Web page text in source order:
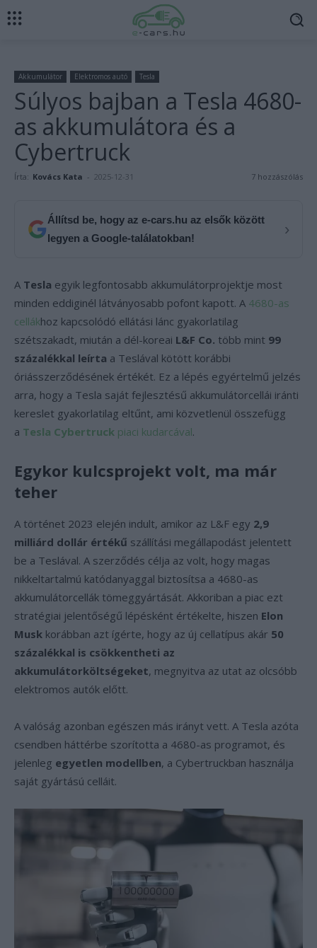
Akkumulátor Elektromos autó Tesla
Súlyos bajban a Tesla 4680-
as akkumulátora és a
Cybertruck
Írta: Kovács Kata - 2025-12-31 7 hozzászólás
Állítsd be, hogy az e-cars.hu az elsők között
legyen a Google-találatokban!
›
A Tesla egyik legfontosabb akkumulátorprojektje most
minden eddiginél látványosabb pofont kapott. A 4680-as
cellákhoz kapcsolódó ellátási lánc gyakorlatilag
szétszakadt, miután a dél-koreai L&F Co. több mint 99
százalékkal leírta a Teslával kötött korábbi
óriásszerződésének értékét. Ez a lépés egyértelmű jelzés
arra, hogy a Tesla saját fejlesztésű akkumulátorcellái iránti
kereslet gyakorlatilag eltűnt, ami közvetlenül összefügg
a Tesla Cybertruck piaci kudarcával.
Egykor kulcsprojekt volt, ma már
teher
A történet 2023 elején indult, amikor az L&F egy 2,9
milliárd dollár értékű szállítási megállapodást jelentett
be a Teslával. A szerződés célja az volt, hogy magas
nikkeltartalmú katódanyaggal biztosítsa a 4680-as
akkumulátorcellák tömeggyártását. Akkoriban a piac ezt
stratégiai jelentőségű lépésként értékelte, hiszen Elon
Musk korábban azt ígérte, hogy az új cellatípus akár 50
százalékkal is csökkentheti az
akkumulátorköltségeket, megnyitva az utat az olcsóbb
elektromos autók előtt.
A valóság azonban egészen más irányt vett. A Tesla azóta
csendben háttérbe szorította a 4680-as programot, és
jelenleg egyetlen modellben, a Cybertruckban használja
saját gyártású celláit.